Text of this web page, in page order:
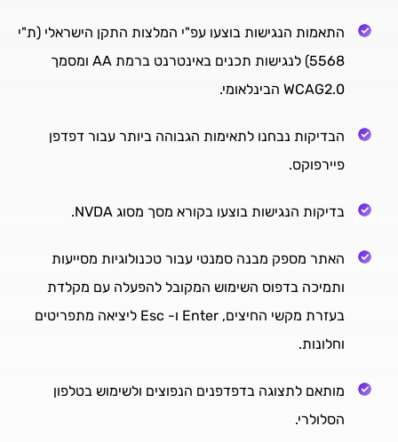
התאמות הנגישות בוצעו עפ"י המלצות התקן הישראלי (ת"י
5568) לנגישות תכנים באינטרנט ברמת AA ומסמך
WCAG2.0 הבינלאומי.
הבדיקות נבחנו לתאימות הגבוהה ביותר עבור דפדפן
פיירפוקס.
בדיקות הנגישות בוצעו בקורא מסך מסוג NVDA.
האתר מספק מבנה סמנטי עבור טכנולוגיות מסייעות
ותמיכה בדפוס השימוש המקובל להפעלה עם מקלדת
בעזרת מקשי החיצים, Enter ו- Esc ליציאה מתפריטים
וחלונות.
מותאם לתצוגה בדפדפנים הנפוצים ולשימוש בטלפון
הסלולרי.